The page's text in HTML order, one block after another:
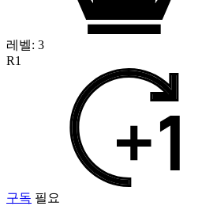
레벨: 3
R1
구독 필요